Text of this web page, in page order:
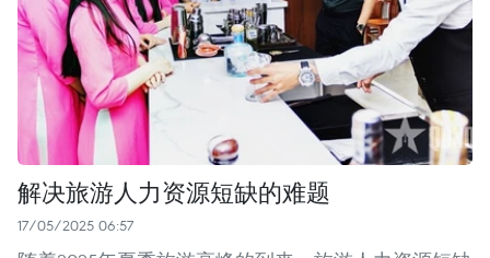
解决旅游人力资源短缺的难题
17/05/2025 06:57